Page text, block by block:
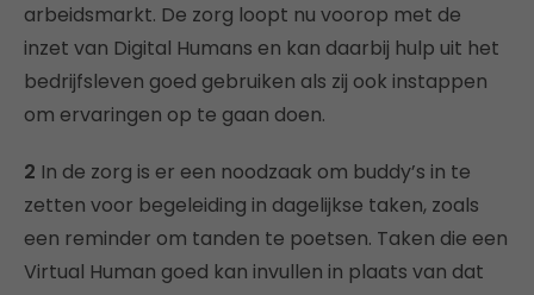
arbeidsmarkt. De zorg loopt nu voorop met de
inzet van Digital Humans en kan daarbij hulp uit het
bedrijfsleven goed gebruiken als zij ook instappen
om ervaringen op te gaan doen.
2 In de zorg is er een noodzaak om buddy’s in te
zetten voor begeleiding in dagelijkse taken, zoals
een reminder om tanden te poetsen. Taken die een
Virtual Human goed kan invullen in plaats van dat